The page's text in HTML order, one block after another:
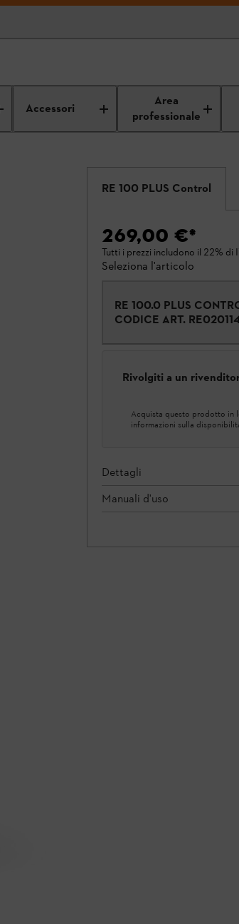
Accessori
Area
professionale
RE 100 PLUS Control
269,00 €*
Tutti i prezzi includono il 22% di
Seleziona l'articolo
RE 100.0 PLUS
CODICE ART.
Rivolgiti a un
Acquista questo prodotto in
informazioni sulla
Dettagli
Manuali d'uso